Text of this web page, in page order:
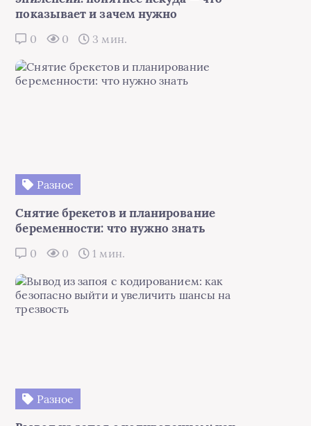
показывает и зачем нужно
0 0 3 мин.
Разное
Снятие брекетов и планирование
беременности: что нужно знать
0 0 1 мин.
Разное